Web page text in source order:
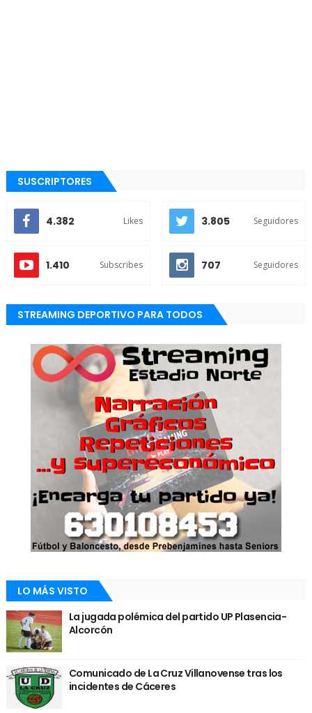
SUSCRIPTORES
4.382 Likes 3.805 Seguidores
1.410 Subscribes 707 Seguidores
STREAMING DEPORTIVO PARA TODOS
LO MÁS VISTO
La jugada polémica del partido UP Plasencia-
Alcorcón
Comunicado de La Cruz Villanovense tras los
incidentes de Cáceres